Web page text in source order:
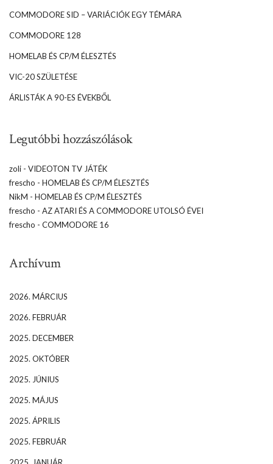
COMMODORE SID – VARIÁCIÓK EGY TÉMÁRA
COMMODORE 128
HOMELAB ÉS CP/M ÉLESZTÉS
VIC-20 SZÜLETÉSE
ÁRLISTÁK A 90-ES ÉVEKBŐL
Legutóbbi hozzászólások
zoli - VIDEOTON TV JÁTÉK
frescho - HOMELAB ÉS CP/M ÉLESZTÉS
NikM - HOMELAB ÉS CP/M ÉLESZTÉS
frescho - AZ ATARI ÉS A COMMODORE UTOLSÓ ÉVEI
frescho - COMMODORE 16
Archívum
2026. MÁRCIUS
2026. FEBRUÁR
2025. DECEMBER
2025. OKTÓBER
2025. JÚNIUS
2025. MÁJUS
2025. ÁPRILIS
2025. FEBRUÁR